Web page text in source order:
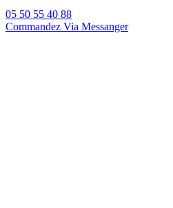
05 50 55 40 88
Commandez Via Messanger